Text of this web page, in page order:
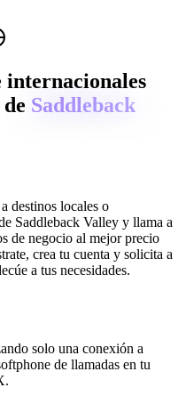
internacionales
Saddleback
destinos locales o
Saddleback Valley y llama a
de negocio al mejor precio
crea tu cuenta y solicita a
a tus necesidades.
solo una conexión a
de llamadas en tu